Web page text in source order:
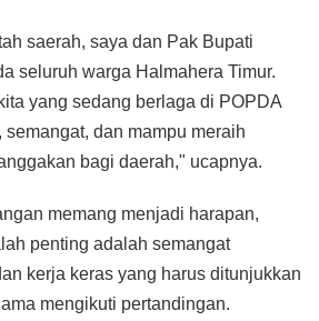
saerah, saya dan Pak Bupati
seluruh warga Halmahera Timur.
yang sedang berlaga di POPDA
dan mampu meraih
bagi daerah," ucapnya.
memang menjadi harapan,
penting adalah semangat
kerja keras yang harus ditunjukkan
mengikuti pertandingan.